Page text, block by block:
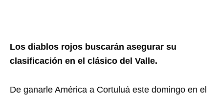
Los diablos rojos buscarán asegurar su
clasificación en el clásico del Valle.
De ganarle América a Cortuluá este domingo en el